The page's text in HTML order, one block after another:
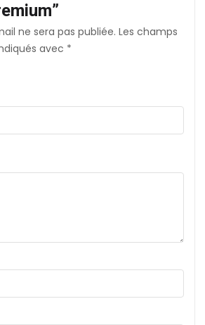
ne sera pas publiée. Les champs
avec *